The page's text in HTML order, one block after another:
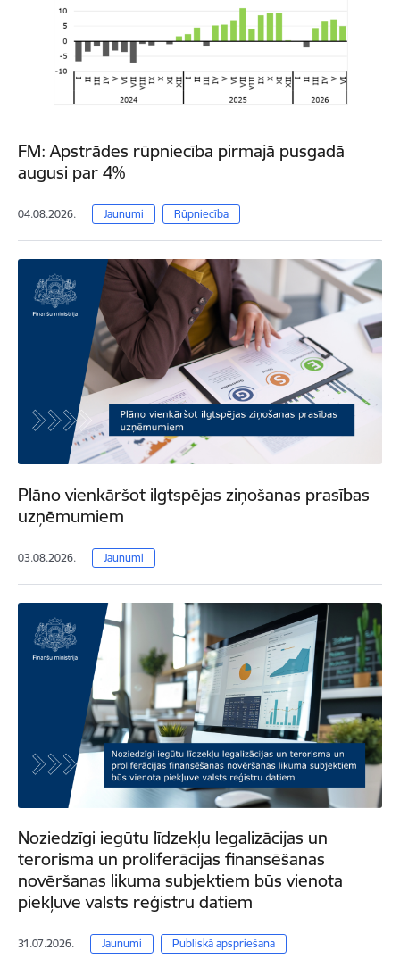
FM: Apstrādes rūpniecība pirmajā pusgadā
augusi par 4%
04.08.2026. Jaunumi Rūpniecība
Plāno vienkāršot ilgtspējas ziņošanas prasības
uzņēmumiem
03.08.2026. Jaunumi
Noziedzīgi iegūtu līdzekļu legalizācijas un
terorisma un proliferācijas finansēšanas
novēršanas likuma subjektiem būs vienota
piekļuve valsts reģistru datiem
31.07.2026. Jaunumi Publiskā apspriešana